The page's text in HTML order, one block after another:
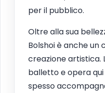
per il pubblico.
Oltre alla sua
Bolshoi è anche
creazione artistica.
balletto e opera
spesso